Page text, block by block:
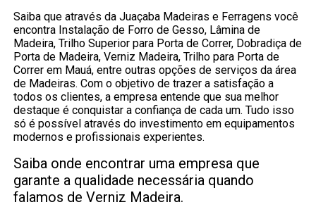
Saiba que através da Juaçaba Madeiras e Ferragens você
encontra Instalação de Forro de Gesso, Lâmina de
Madeira, Trilho Superior para Porta de Correr, Dobradiça de
Porta de Madeira, Verniz Madeira, Trilho para Porta de
Correr em Mauá, entre outras opções de serviços da área
de Madeiras. Com o objetivo de trazer a satisfação a
todos os clientes, a empresa entende que sua melhor
destaque é conquistar a confiança de cada um. Tudo isso
só é possível através do investimento em equipamentos
modernos e profissionais experientes.
Saiba onde encontrar uma empresa que
garante a qualidade necessária quando
falamos de Verniz Madeira.